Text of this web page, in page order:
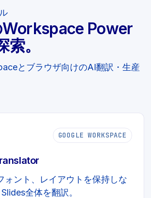
Power
。
とブラウザ向けのAI翻訳・生産
GOOGLE WORKSPACE
ォント、レイアウトを保持しな
全体を翻訳。